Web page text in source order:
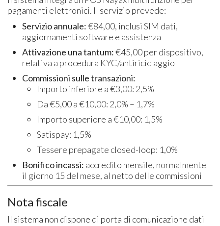
pagamenti elettronici. Il servizio prevede:
Servizio annuale:€84,00, inclusi SIM dati,
aggiornamenti software e assistenza
Attivazione una tantum:€45,00 per dispositivo,
relativa a procedura KYC/antiriciclaggio
Commissioni sulle transazioni:
Importo inferiore a €3,00: 2,5%
Da €5,00 a €10,00: 2,0% – 1,7%
Importo superiore a €10,00: 1,5%
Satispay: 1,5%
Tessere prepagate closed-loop: 1,0%
Bonifico incassi: accredito mensile, normalmente
il giorno 15 del mese, al netto delle commissioni
Nota fiscale
Il sistema non dispone di porta di comunicazione dati